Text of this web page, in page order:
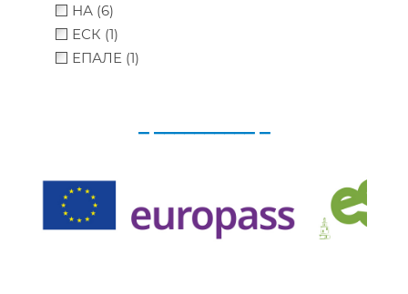
НА (6)
ЕСК (1)
ЕПАЛЕ (1)
_ __________ _